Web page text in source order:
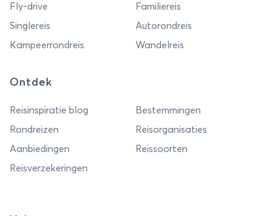
Fly-drive
Familiereis
Singlereis
Autorondreis
Kampeerrondreis
Wandelreis
Ontdek
Reisinspiratie blog
Bestemmingen
Rondreizen
Reisorganisaties
Aanbiedingen
Reissoorten
Reisverzekeringen